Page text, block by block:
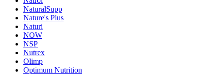
NaturalSupp
Nature's Plus
Naturi
NOW
NSP
Nutrex
Olimp
Optimum Nutrition